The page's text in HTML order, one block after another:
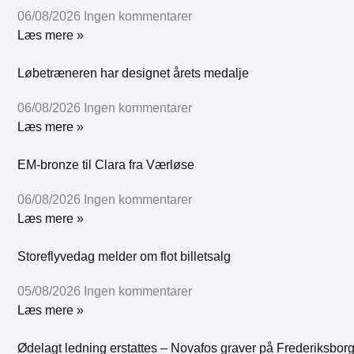
06/08/2026 Ingen kommentarer
Læs mere »
Løbetræneren har designet årets medalje
06/08/2026 Ingen kommentarer
Læs mere »
EM-bronze til Clara fra Værløse
06/08/2026 Ingen kommentarer
Læs mere »
Storeflyvedag melder om flot billetsalg
05/08/2026 Ingen kommentarer
Læs mere »
Ødelagt ledning erstattes – Novafos graver på